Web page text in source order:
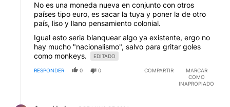
No es una moneda nueva en conjunto con otros
países tipo euro, es sacar la tuya y poner la de otro
país, liso y llano pensamiento colonial.
Igual esto seria blanquear algo ya existente, ergo no
hay mucho "nacionalismo", salvo para gritar goles
como monkeys.
EDITADO
RESPONDER 0 0 COMPARTIR
MARCAR
COMO
INAPROPIADO